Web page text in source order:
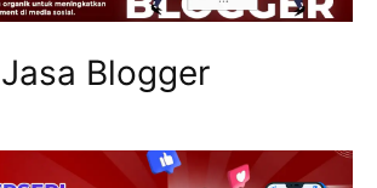
Jasa Blogger